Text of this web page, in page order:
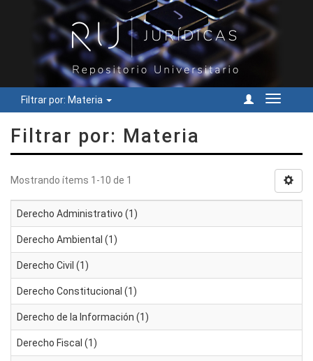
Filtrar por: Materia
Cambiar
Filtrar por: Materia
Mostrando ítems 1-10 de 1
Derecho Administrativo (1)
Derecho Ambiental (1)
Derecho Civil (1)
Derecho Constitucional (1)
Derecho de la Información (1)
Derecho Fiscal (1)